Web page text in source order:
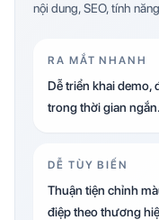
nội dung, SEO, tính
RA MẮT NHANH
Dễ triển khai demo,
trong thời gian ngắn.
DỄ TÙY BIẾN
Thuận tiện chỉnh
điệp theo thương